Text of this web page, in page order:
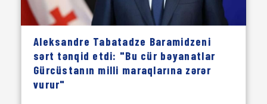
Aleksandre Tabatadze Baramidzeni
sərt tənqid etdi: "Bu cür bəyanatlar
Gürcüstanın milli maraqlarına zərər
vurur"